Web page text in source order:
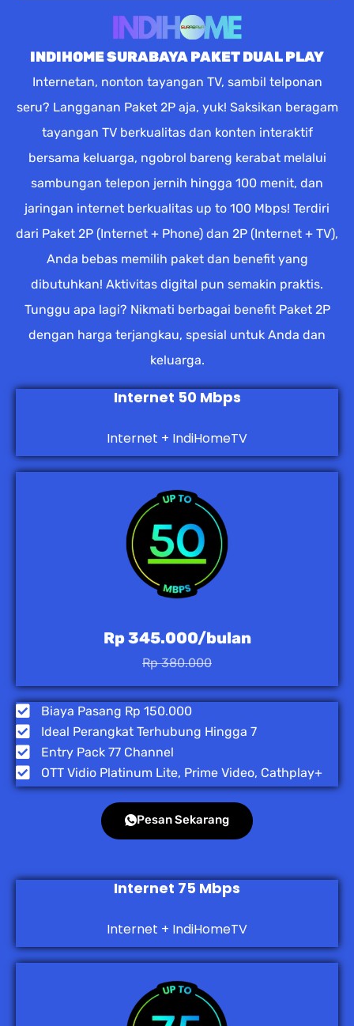
INDIHOME SURABAYA PAKET DUAL PLAY
Internetan, nonton tayangan TV, sambil telponan
seru? Langganan Paket 2P aja, yuk! Saksikan beragam
tayangan TV berkualitas dan konten interaktif
bersama keluarga, ngobrol bareng kerabat melalui
sambungan telepon jernih hingga 100 menit, dan
jaringan internet berkualitas up to 100 Mbps! Terdiri
dari Paket 2P (Internet + Phone) dan 2P (Internet + TV),
Anda bebas memilih paket dan benefit yang
dibutuhkan! Aktivitas digital pun semakin praktis.
Tunggu apa lagi? Nikmati berbagai benefit Paket 2P
dengan harga terjangkau, spesial untuk Anda dan
keluarga.
Internet 50 Mbps
Internet + IndiHomeTV
Rp 345.000/bulan
Rp 380.000
Biaya Pasang Rp 150.000
Ideal Perangkat Terhubung Hingga 7
Entry Pack 77 Channel
OTT Vidio Platinum Lite, Prime Video, Cathplay+
Pesan Sekarang
Internet 75 Mbps
Internet + IndiHomeTV